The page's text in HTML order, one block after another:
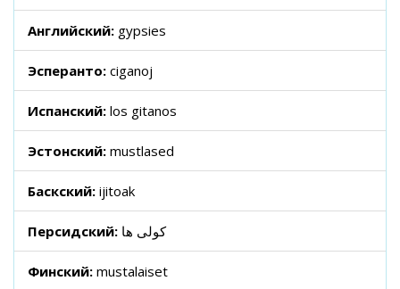
Английский: gypsies
Эсперанто: ciganoj
Испанский: los gitanos
Эстонский: mustlased
Баскский: ijitoak
Персидский: کولی ها
Финский: mustalaiset